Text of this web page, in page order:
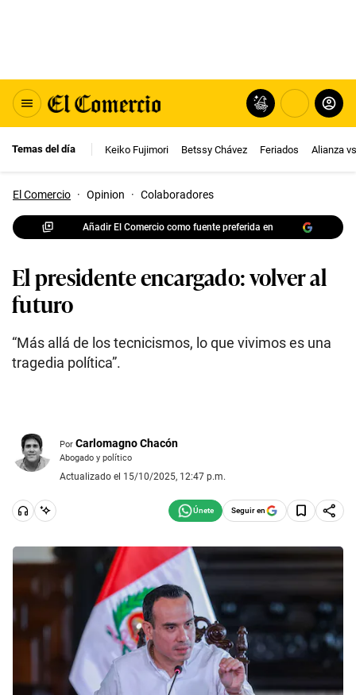
Temas del día Keiko Fujimori Betssy Chávez Feriados Alianza
El Comercio · Opinion · Colaboradores
Añadir El Comercio como fuente preferida en
El presidente encargado: volver al
futuro
“Más allá de los tecnicismos, lo que vivimos es una
tragedia política”.
Por Carlomagno Chacón
Abogado y político
Actualizado el 15/10/2025, 12:47 p.m.
Seguir en